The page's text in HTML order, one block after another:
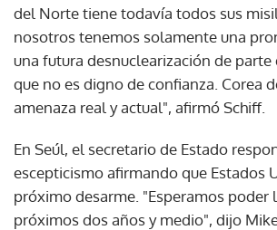
del Norte tiene todavía todos sus
nosotros tenemos solamente una
una futura desnuclearización de parte
que no es digno de confianza. Corea
amenaza real y actual", afirmó Schiff.
En Seúl, el secretario de Estado
escepticismo afirmando que Estados
próximo desarme. "Esperamos poder
próximos dos años y medio", dijo